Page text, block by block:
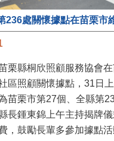
236處關懷據點在苗栗市
栗縣桐欣照顧服務協會
區照顧關懷據點，31日
苗栗市第27個、全縣第
長鍾東錦上午主持揭牌
，鼓勵長輩多參加據點